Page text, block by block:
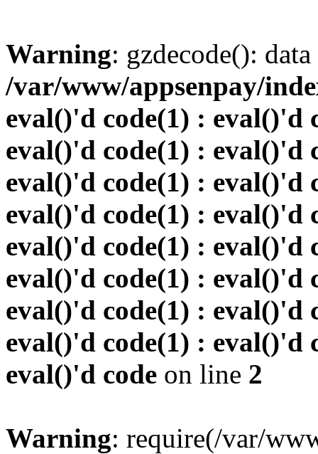
Warning: gzdecode():
/var/www/appsenpay/
eval()'d code(1) : eval()'d
eval()'d code(1) : eval()'d
eval()'d code(1) : eval()'d
eval()'d code(1) : eval()'d
eval()'d code(1) : eval()'d
eval()'d code(1) : eval()'d
eval()'d code(1) : eval()'d
eval()'d code(1) : eval()'d
eval()'d code on line 2
Warning: require(/var/